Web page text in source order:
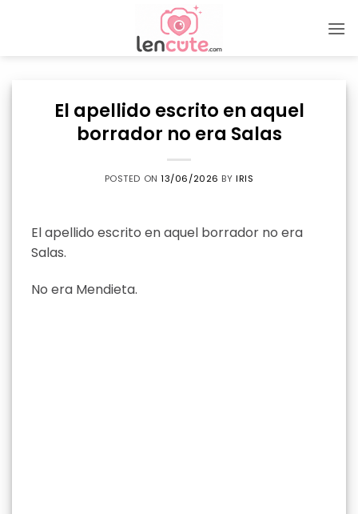
El apellido escrito en aquel
borrador no era Salas
POSTED ON13/06/2026 BYIRIS
El apellido escrito en aquel borrador no era
Salas.
No era Mendieta.